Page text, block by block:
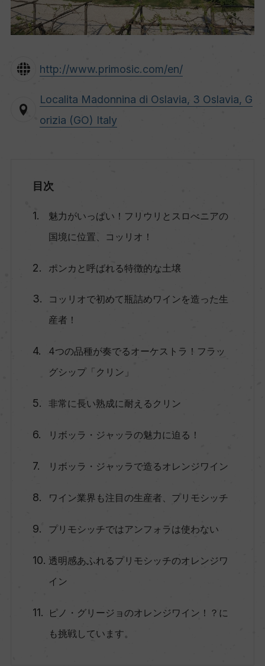
http://www.primosic.com/en/
Localita Madonnina di Oslavia, 3 Oslavia, G
orizia (GO) Italy
目次
魅力がいっぱい！フリウリとスロべニアの
国境に位置、コッリオ！
ポンカと呼ばれる特徴的な土壌
コッリオで初めて瓶詰めワインを造った生
産者！
4つの品種が奏でるオーケストラ！フラッ
グシップ「クリン」
非常に長い熟成に耐えるクリン
リボッラ・ジャッラの魅力に迫る！
リボッラ・ジャッラで造るオレンジワイン
ワイン業界も注目の生産者、プリモシッチ
プリモシッチではアンフォラは使わない
透明感あふれるプリモシッチのオレンジワ
イン
ピノ・グリージョのオレンジワイン！？に
も挑戦しています。